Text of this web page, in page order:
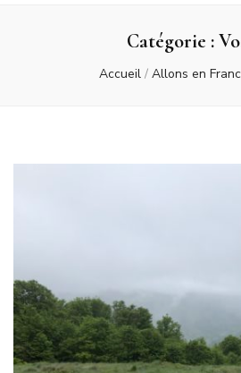
Catégorie :
Accueil / Allons en